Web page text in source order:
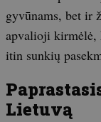
gyvūnams, bet ir
apvalioji kirmėlė,
itin sunkių
Lietuvą